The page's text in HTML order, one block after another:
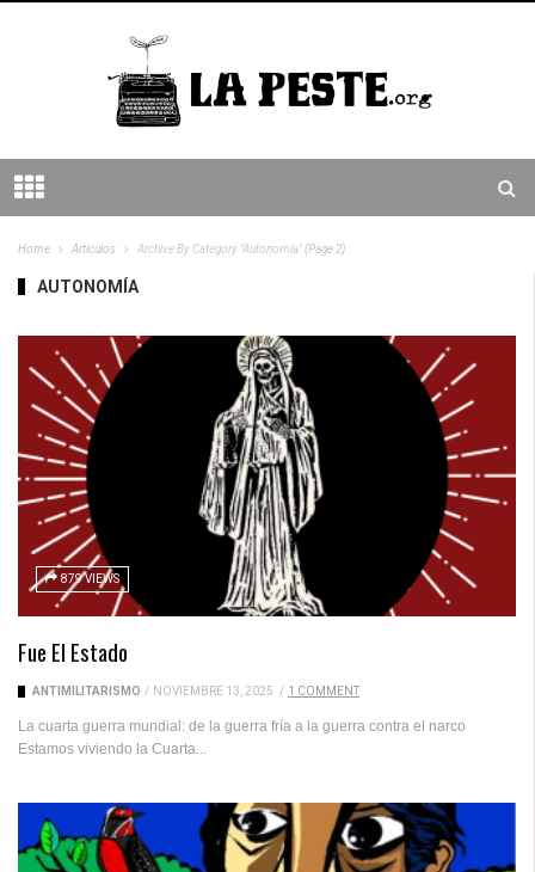
Home Articulos Archive By Category "Autonomía"(Page 2)
AUTONOMÍA
879 VIEWS
Fue El Estado
ANTIMILITARISMO / NOVIEMBRE 13, 2025 / 1 COMMENT
La cuarta guerra mundial: de la guerra fría a la guerra contra el narco
Estamos viviendo la Cuarta...